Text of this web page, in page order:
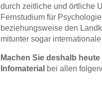
durch zeitliche und örtliche
Fernstudium für
beziehungsweise den
mitunter sogar
Machen Sie deshalb
Infomaterial bei allen